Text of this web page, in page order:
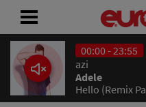
00:00 - 23:55
azi
Adele
Hello (Remix
ACASĂ
ȘTIRI